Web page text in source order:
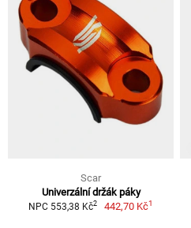
Scar
Univerzální držák páky
NPC 553,38 Kč2 442,70 Kč1